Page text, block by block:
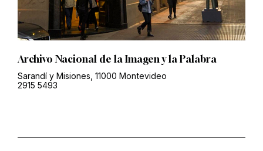
Archivo Nacional de la Imagen y la Palabra
Sarandí y Misiones, 11000 Montevideo
2915 5493